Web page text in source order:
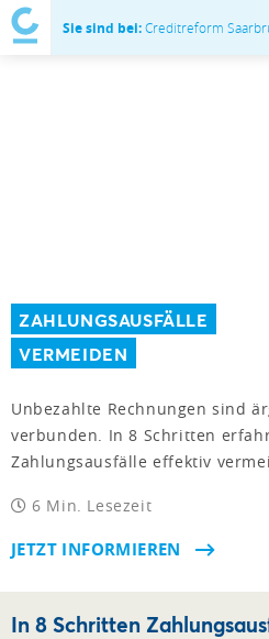
Sie sind bei:Creditreform
ZAHLUNGSAUSFÄLLE
VERMEIDEN
Unbezahlte Rechnungen sind
verbunden. In 8 Schritten
Zahlungsausfälle effektiv
6 Min. Lesezeit
JETZT INFORMIEREN
In 8 Schritten